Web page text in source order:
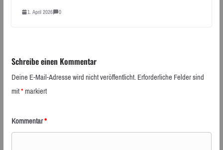
1. April 2026 0
Schreibe einen Kommentar
Deine E-Mail-Adresse wird nicht veröffentlicht.Erforderliche Felder sind
mit*markiert
Kommentar*